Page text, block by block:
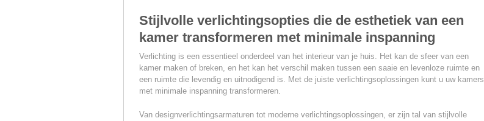
Stijlvolle verlichtingsopties die de esthetiek van een
kamer transformeren met minimale inspanning
Verlichting is een essentieel onderdeel van het interieur van je huis. Het kan de sfeer van een
kamer maken of breken, en het kan het verschil maken tussen een saaie en levenloze ruimte en
een ruimte die levendig en uitnodigend is. Met de juiste verlichtingsoplossingen kunt u uw kamers
met minimale inspanning transformeren.
Van designverlichtingsarmaturen tot moderne verlichtingsoplossingen, er zijn tal van stijlvolle